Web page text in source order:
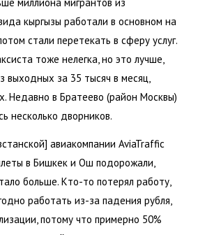
кыргызы работали в основном на
стали перетекать в сферу услуг.
тоже нелегка, но это лучше,
выходных за 35 тысяч в месяц,
Недавно в Братеево (район Москвы)
несколько дворников.
авиакомпании AviaTraffic
в Бишкек и Ош подорожали,
больше. Кто-то потерял работу,
работать из-за падения рубля,
потому что примерно 50%